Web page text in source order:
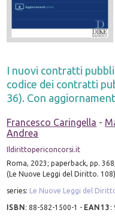
I nuovi contratti
codice dei contratti
36). Con
Francesco Caringella -
Andrea
Ildirittopericoncorsi.it
Roma, 2023; paperback, pp.
(Le Nuove Leggi del Diritto.
series: Le Nuove Leggi del
ISBN:88-582-1500-1 - EAN13 :